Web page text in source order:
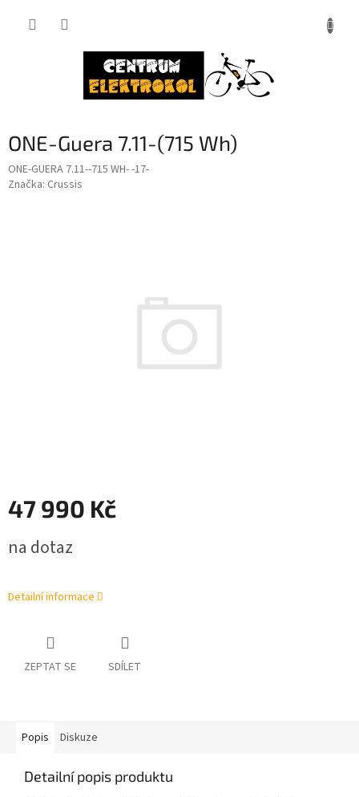
ONE-Guera 7.11-(715 Wh)
ONE-GUERA 7.11--715 WH- -17-
Značka: Crussis
47 990 Kč
cena:
na dotaz
Detailní informace
ZEPTAT SE SDÍLET
Popis Diskuze
Detailní popis produktu